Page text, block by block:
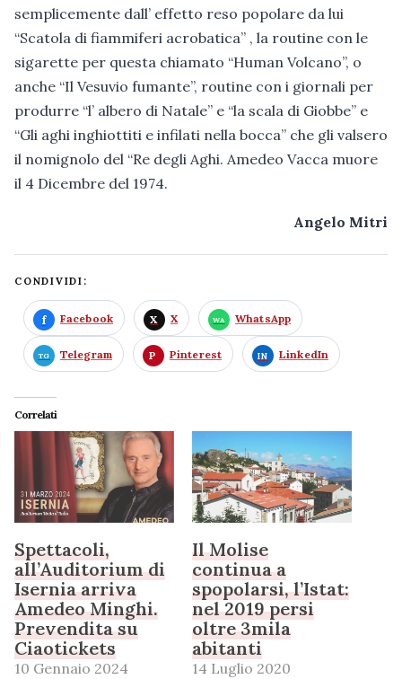
semplicemente dall’ effetto reso popolare da lui
“Scatola di fiammiferi acrobatica” , la routine con le
sigarette per questa chiamato “Human Volcano”, o
anche “Il Vesuvio fumante”, routine con i giornali per
produrre “l’ albero di Natale” e “la scala di Giobbe” e
“Gli aghi inghiottiti e infilati nella bocca” che gli valsero
il nomignolo del “Re degli Aghi. Amedeo Vacca muore
il 4 Dicembre del 1974.
Angelo Mitri
CONDIVIDI:
Facebook X WhatsApp
Telegram Pinterest LinkedIn
Correlati
Spettacoli,
all’Auditorium di
Isernia arriva
Amedeo Minghi.
Prevendita su
Ciaotickets
10 Gennaio 2024
Il Molise
continua a
spopolarsi, l’Istat:
nel 2019 persi
oltre 3mila
abitanti
14 Luglio 2020